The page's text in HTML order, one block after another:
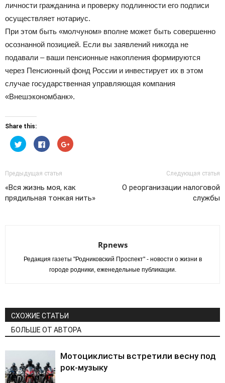
личности гражданина и проверку подлинности его подписи
осуществляет нотариус.
При этом быть «молчуном» вполне может быть совершенно
осознанной позицией. Если вы заявлений никогда не
подавали – ваши пенсионные накопления формируются
через Пенсионный фонд России и инвестирует их в этом
случае государственная управляющая компания
«Внешэкономбанк».
Share this:
Нажмите,
чтобы
поделиться
(Открывается
в
новом
окне)
Нажмите
здесь,
чтобы
на
Facebook.
(Открывается
в
новом
окне)
Нажмите,
чтобы
новом
окне)
Предыдущая статья
«Вся жизнь моя, как
прядильная тонкая нить»
Следующая статья
О реорганизации налоговой
службы
Rpnews
Редакция газеты "Родниковский Проспект" - новости о жизни в
городе родники, еженедельные публикации.
СХОЖИЕ СТАТЬИ
БОЛЬШЕ ОТ АВТОРА
Мотоциклисты встретили весну под
рок-музыку